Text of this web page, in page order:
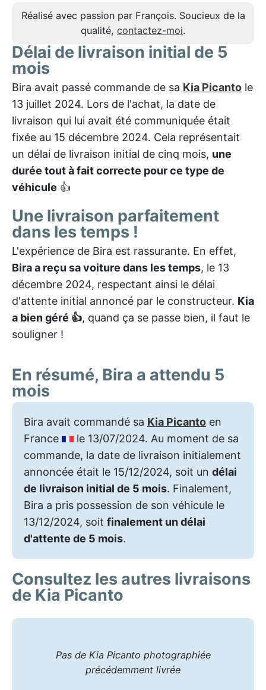
Réalisé avec passion par François. Soucieux de la
qualité, contactez-moi.
Délai de livraison initial de 5
mois
Bira avait passé commande de sa Kia Picanto le
13 juillet 2024. Lors de l'achat, la date de
livraison qui lui avait été communiquée était
fixée au 15 décembre 2024. Cela représentait
un délai de livraison initial de cinq mois, une
durée tout à fait correcte pour ce type de
véhicule 👍
Une livraison parfaitement
dans les temps !
L'expérience de Bira est rassurante. En effet,
Bira a reçu sa voiture dans les temps, le 13
décembre 2024, respectant ainsi le délai
d'attente initial annoncé par le constructeur. Kia
a bien géré 👍, quand ça se passe bien, il faut le
souligner !
En résumé, Bira a attendu 5
mois
Bira avait commandé sa Kia Picanto en
France
le 13/07/2024. Au moment de sa
commande, la date de livraison initialement
annoncée était le 15/12/2024, soit un délai
de livraison initial de 5 mois. Finalement,
Bira a pris possession de son véhicule le
13/12/2024, soit finalement un délai
d'attente de 5 mois.
Consultez les autres livraisons
de Kia Picanto
Pas de Kia Picanto photographiée
précédemment livrée